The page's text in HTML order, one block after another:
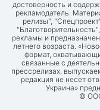
достоверность и
рекламодатель.
релизы",
рекламы и
летнего возраста.
формат,
связанные с
прессрелизах,
редакция не несет
Украина»
©